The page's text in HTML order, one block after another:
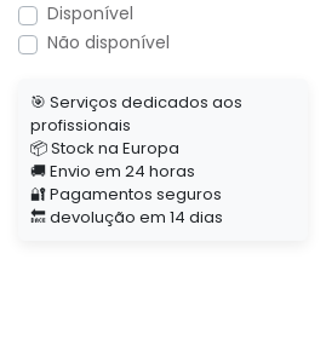
Disponível
Não disponível
🎯 Serviços dedicados aos
profissionais
📦 Stock na Europa
🚚 Envio em 24 horas
🔐 Pagamentos seguros
🔙 devolução em 14 dias